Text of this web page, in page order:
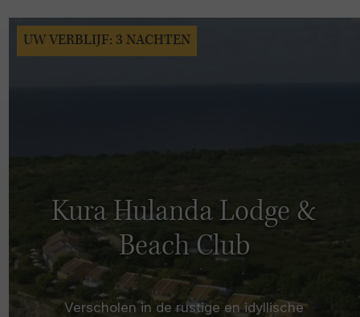
Kura Hulanda Lodge &
Beach Club
Verscholen in de rustige en idyllische
UW VERBLIJF: 3 NACHTEN